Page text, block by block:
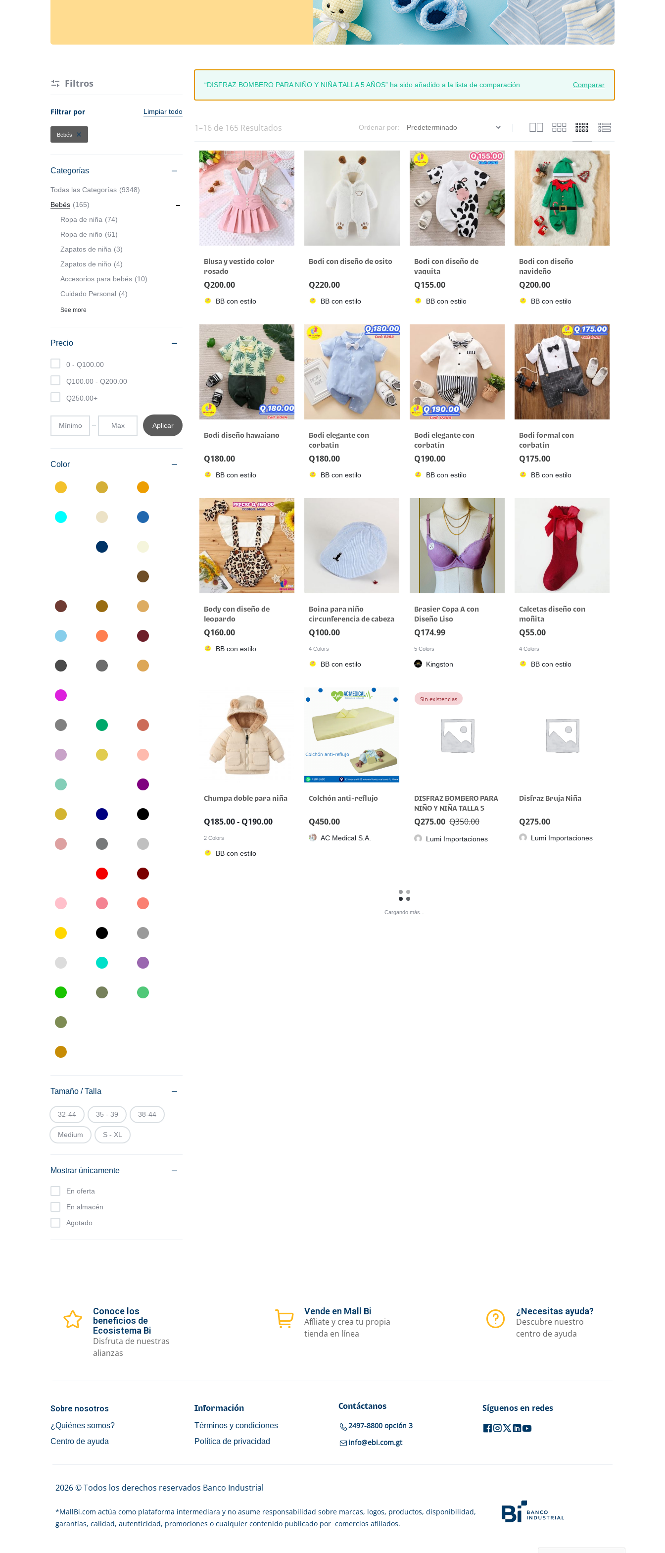
Belleza
Ver más categorías
Ver más categorías
Comparar
“DISFRAZ BOMBERO PARA NIÑO Y NIÑA TALLA 5 AÑOS” ha sido añadido a la lista de comparación
1–16 de 165 Resultados Ordenar por:
Blusa y vestido color
rosado
Q200.00
BB con estilo
Bodi con diseño de osito
Q220.00
BB con estilo
Bodi con diseño de
vaquita
Q155.00
BB con estilo
Bodi con diseño
navideño
Q200.00
BB con estilo
Bodi diseño hawaiano
Q180.00
BB con estilo
Bodi elegante con
corbatin
Q180.00
BB con estilo
Bodi elegante con
corbatín
Q190.00
BB con estilo
Bodi formal con
corbatín
Q175.00
BB con estilo
Body con diseño de
leopardo
Q160.00
BB con estilo
Boina para niño
circunferencia de cabeza
50 cm
Q100.00
4 Colors
BB con estilo
Brasier Copa A con
Diseño Liso
Q174.99
5 Colors
Kingston
Calcetas diseño con
moñita
Q55.00
4 Colors
BB con estilo
Chumpa doble para niña
Q185.00- Q190.00
2 Colors
BB con estilo
Colchón anti-reflujo
Q450.00
AC Medical S.A.
Sin existencias
DISFRAZ BOMBERO PARA
NIÑO Y NIÑA TALLA 5
AÑOS
Q350.00
Q275.00
Lumi Importaciones
Disfraz Bruja Niña
Q275.00
Lumi Importaciones
Cargando más...
Filtros
Filtrar por Limpiar todo
Bebés
Categorías
Todas las Categorías
9348
Bebés
165
Ropa de niña
74
Ropa de niño
61
Zapatos de niña
3
Zapatos de niño
4
Accesorios para bebés
10
Cuidado Personal
4
See more
Precio
0 - Q100.00
Q100.00 - Q200.00
Q250.00+
Aplicar
Color
Tamaño / Talla
32-44 35 - 39 38-44
Medium S - XL
Mostrar únicamente
En oferta
En almacén
Agotado
Conoce los
beneficios de
Ecosistema Bi
Disfruta de nuestras
alianzas
Vende en Mall Bi
Afíliate y crea tu propia
tienda en línea
¿Necesitas ayuda?
Descubre nuestro
centro de ayuda
Sobre nosotros
¿Quiénes somos?
Centro de ayuda
Información
Términos y condiciones
Política de privacidad
Contáctanos
2497-8800 opción 3
info@ebi.com.gt
Síguenos en redes
2026 © Todos los derechos reservados Banco Industrial
*MallBi.com actúa como plataforma intermediara y no asume responsabilidad sobre marcas, logos, productos, disponibilidad,
garantías, calidad, autenticidad, promociones o cualquier contenido publicado por comercios afiliados.